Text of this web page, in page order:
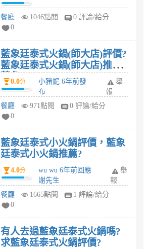
餐廳 1046點閱
0 評論/給分
0
藍象廷泰式火鍋(師大店)評價?
藍象廷泰式火鍋(師大店)推薦
菜色?
0.0分
小豬妮 6年前發
布
舉
報
餐廳
971點閱
0 評論/給分
0
藍象廷泰式小火鍋評價，藍象
廷泰式小火鍋推薦?
4.0分
wu wu 6年前回應
謝先生
舉
報
餐廳
1665點閱
1 評論/給分
0
有人去過藍象廷泰式火鍋嗎?
求藍象廷泰式火鍋評價?